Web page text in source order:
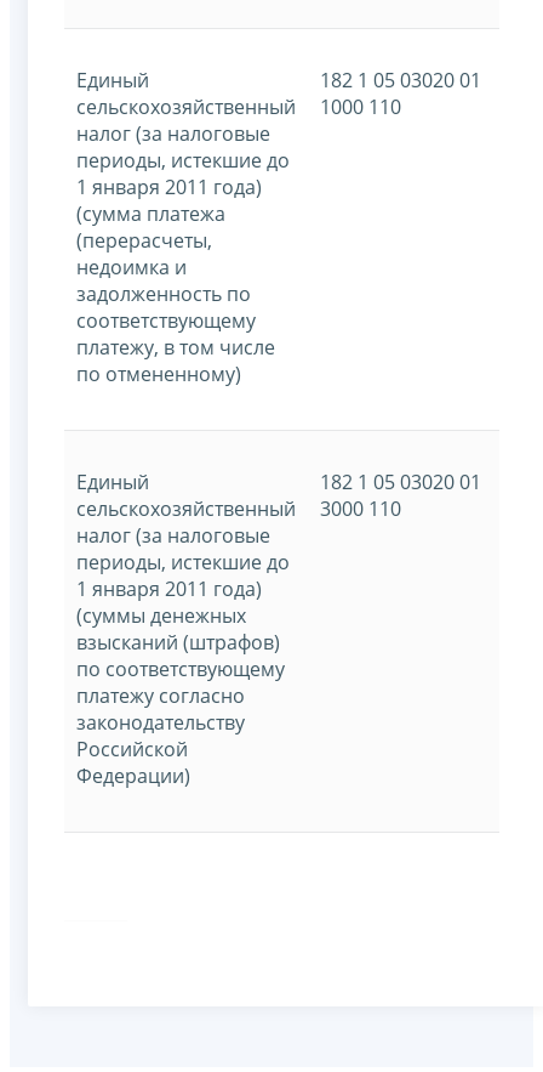
Единый
сельскохозяйственный
налог (за налоговые
периоды, истекшие до
1 января 2011 года)
(сумма платежа
(перерасчеты,
недоимка и
задолженность по
соответствующему
платежу, в том числе
по отмененному)
182 1 05 03020 01
1000 110
Единый
сельскохозяйственный
налог (за налоговые
периоды, истекшие до
1 января 2011 года)
(суммы денежных
взысканий (штрафов)
по соответствующему
платежу согласно
законодательству
Российской
Федерации)
182 1 05 03020 01
3000 110